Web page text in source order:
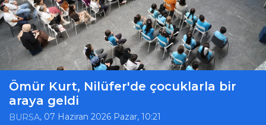
Ömür Kurt, Nilüfer'de çocuklarla bir
araya geldi
BURSA, 07 Haziran 2026 Pazar, 10:21